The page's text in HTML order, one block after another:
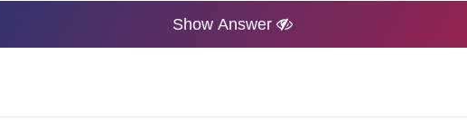
Show Answer